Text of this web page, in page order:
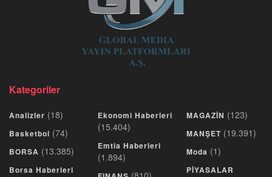
Kategoriler
Analizler (18)
Basketbol (74)
BORSA (13.385)
Borsa Haberleri
Ekonomi Haberleri
(15.404)
Emtia Haberleri
(1.894)
MAGAZİN (123)
MANŞET (19.391)
Moda (1)
PİYASALAR